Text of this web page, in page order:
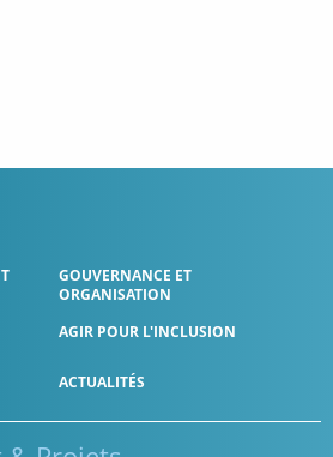
GOUVERNANCE ET
ORGANISATION
AGIR POUR L'INCLUSION
ACTUALITÉS